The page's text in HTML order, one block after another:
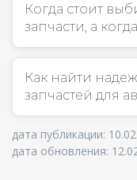
Когда стоит
запчасти, а
Как найти
запчастей для
дата публикации:
дата обновления: